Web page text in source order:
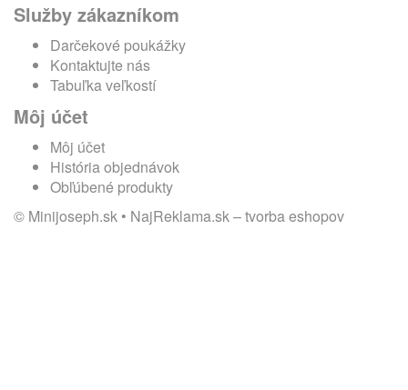
Služby zákazníkom
Darčekové poukážky
Kontaktujte nás
Tabuľka veľkostí
Môj účet
Môj účet
História objednávok
Obľúbené produkty
© Minijoseph.sk • NajReklama.sk–tvorba eshopov